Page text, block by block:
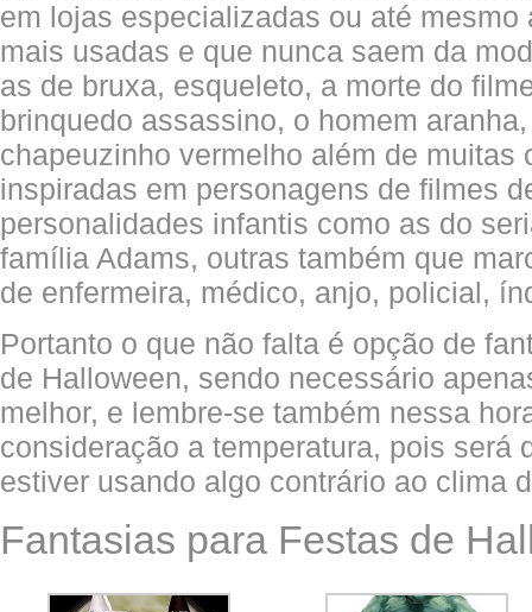
em lojas especializadas ou até mesmo
mais usadas e que nunca saem da
as de bruxa, esqueleto, a morte do
brinquedo assassino, o homem
chapeuzinho vermelho além de muitas
inspiradas em personagens de filmes
personalidades infantis como as do
família Adams, outras também que
de enfermeira, médico, anjo, policial,
Portanto o que não falta é opção de
de Halloween, sendo necessário
melhor, e lembre-se também nessa
consideração a temperatura, pois será
estiver usando algo contrário ao clima
Fantasias para Festas de